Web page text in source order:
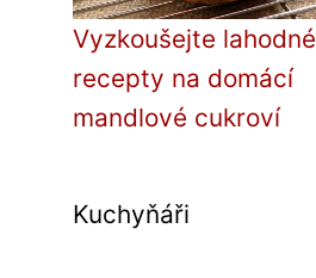
Vyzkoušejte lahodné
recepty na domácí
mandlové cukroví
Kuchyňáři